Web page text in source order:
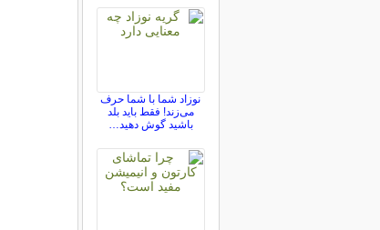
نوزاد شما با شما حرف
می‌زند! فقط باید بلد
باشید گوش دهید…